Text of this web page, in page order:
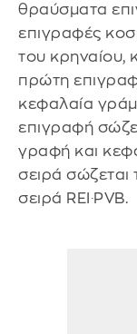
θραύσματα
επιγραφές
του κρηναίου,
πρώτη
κεφαλαία
επιγραφή
γραφή και
σειρά σώζεται
σειρά REI·PVB.